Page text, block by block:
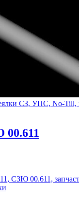
СЗ, УПС, No-Till,
СЗЮ 00.611,